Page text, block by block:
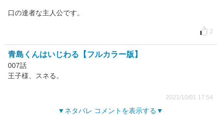
口の達者な主人公です。
2
青島くんはいじわる【フルカラー版】
007話
王子様、スネる。
2021/10/01 17:54
ネタバレ コメントを表示する